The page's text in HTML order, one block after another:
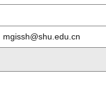
mgissh@shu.edu.cn